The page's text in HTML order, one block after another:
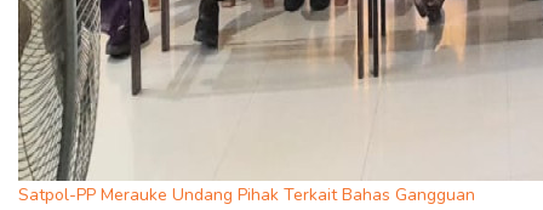
Satpol-PP Merauke Undang Pihak Terkait Bahas Gangguan